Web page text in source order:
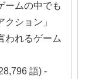
ームの中でも
クション」
われるゲーム
語) -